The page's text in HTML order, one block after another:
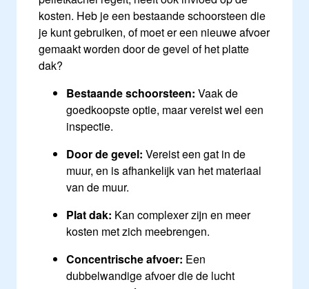
kosten. Heb je een bestaande schoorsteen die
je kunt gebruiken, of moet er een nieuwe afvoer
gemaakt worden door de gevel of het platte
dak?
Bestaande schoorsteen: Vaak de
goedkoopste optie, maar vereist wel een
inspectie.
Door de gevel: Vereist een gat in de
muur, en is afhankelijk van het materiaal
van de muur.
Plat dak: Kan complexer zijn en meer
kosten met zich meebrengen.
Concentrische afvoer: Een
dubbelwandige afvoer die de lucht